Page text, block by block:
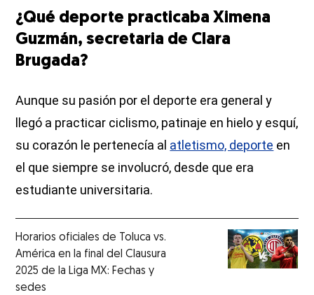
¿Qué deporte practicaba Ximena
Guzmán, secretaria de Clara
Brugada?
Aunque su pasión por el deporte era general y
llegó a practicar ciclismo, patinaje en hielo y esquí,
su corazón le pertenecía al atletismo, deporte en
el que siempre se involucró, desde que era
estudiante universitaria.
Horarios oficiales de Toluca vs.
América en la final del Clausura
2025 de la Liga MX: Fechas y
sedes